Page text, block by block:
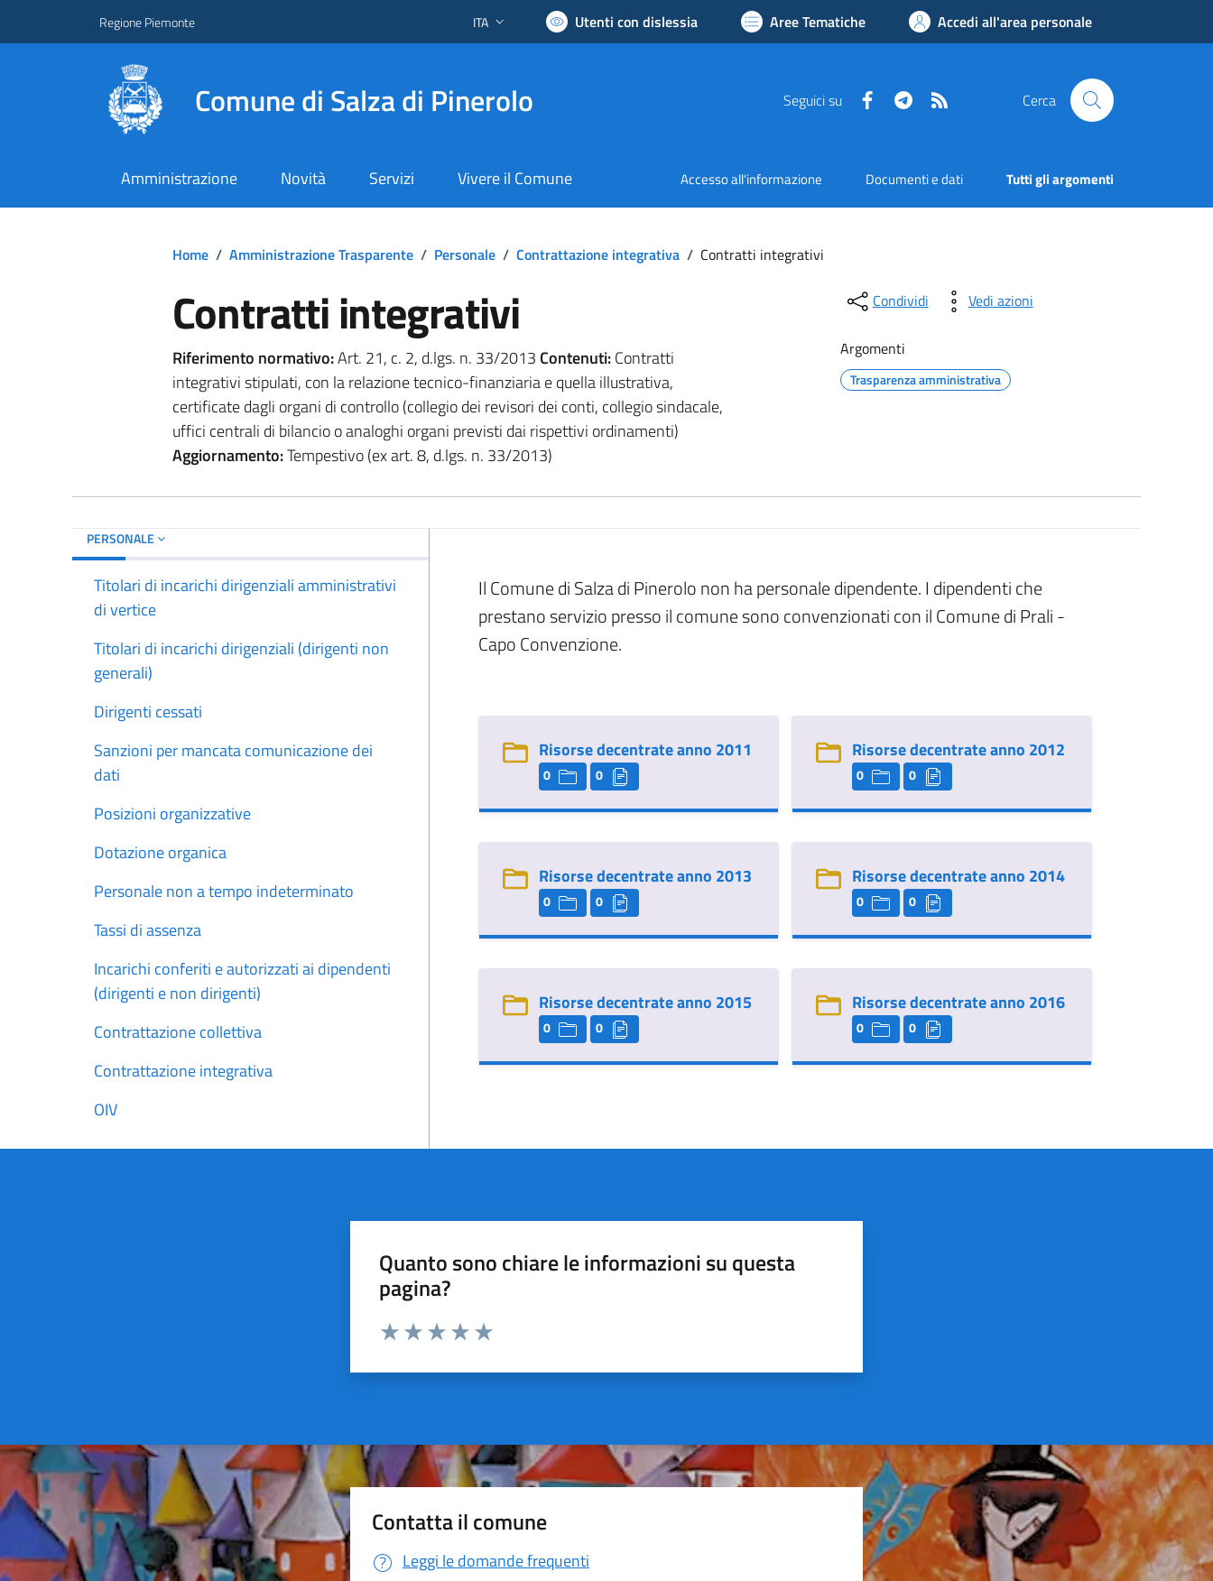
Regione Piemonte Lingua attiva:
ITA Utenti con dislessia Aree Tematiche Accedi all'area personale
Comune di Salza di Pinerolo Seguici su FacebookTelegram Cerca
Amministrazione Novità Servizi Vivere il Comune Accesso all'informazione Documenti e dati Tutti gli argomenti
Home / Amministrazione Trasparente / Personale / Contrattazione integrativa / Contratti integrativi
Contratti integrativi
Riferimento normativo:Art. 21, c. 2, d.lgs. n. 33/2013 Contenuti:Contratti
integrativi stipulati, con la relazione tecnico-finanziaria e quella illustrativa,
certificate dagli organi di controllo (collegio dei revisori dei conti, collegio sindacale,
uffici centrali di bilancio o analoghi organi previsti dai rispettivi ordinamenti)
Aggiornamento:Tempestivo (ex art. 8, d.lgs. n. 33/2013)
Condividi Vedi azioni
Argomenti
Trasparenza amministrativa
PERSONALE
Titolari di incarichi dirigenziali amministrativi
di vertice
Titolari di incarichi dirigenziali (dirigenti non
generali)
Dirigenti cessati
Sanzioni per mancata comunicazione dei
dati
Posizioni organizzative
Dotazione organica
Personale non a tempo indeterminato
Tassi di assenza
Incarichi conferiti e autorizzati ai dipendenti
(dirigenti e non dirigenti)
Contrattazione collettiva
Contrattazione integrativa
OIV
Il Comune di Salza di Pinerolo non ha personale dipendente. I dipendenti che
prestano servizio presso il comune sono convenzionati con il Comune di Prali -
Capo Convenzione.
Risorse decentrate anno 2011
0 0
Risorse decentrate anno 2012
0 0
Risorse decentrate anno 2013
0 0
Risorse decentrate anno 2014
0 0
Risorse decentrate anno 2015
0 0
Risorse decentrate anno 2016
0 0
Quanto sono chiare le informazioni su questa
pagina?
Valuta da 1 a 5 stelle la pagina
Contatta il comune
Leggi le domande frequenti